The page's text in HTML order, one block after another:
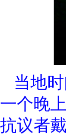
当地
一个晚
抗议者